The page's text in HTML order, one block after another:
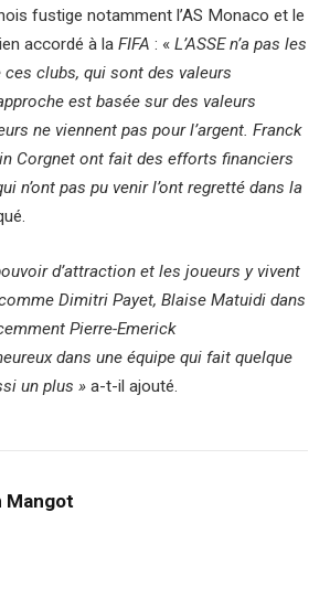
fustige notamment l’AS Monaco et le
accordé à la FIFA : « L’ASSE n’a pas les
clubs, qui sont des valeurs
est basée sur des valeurs
ne viennent pas pour l’argent. Franck
Corgnet ont fait des efforts financiers
n’ont pas pu venir l’ont regretté dans la
d’attraction et les joueurs y vivent
Dimitri Payet, Blaise Matuidi dans
Pierre-Emerick
dans une équipe qui fait quelque
un plus » a-t-il ajouté.
Mangot